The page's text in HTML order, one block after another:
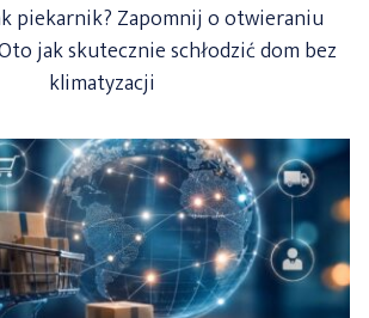
piekarnik? Zapomnij o otwieraniu
jak skutecznie schłodzić dom bez
klimatyzacji